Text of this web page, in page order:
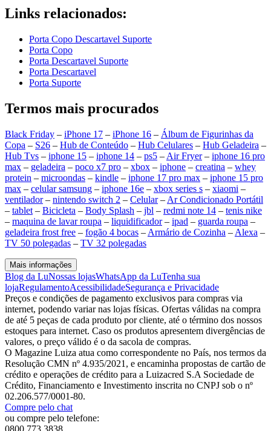
Links relacionados:
Porta Copo Descartavel Suporte
Porta Copo
Porta Descartavel Suporte
Porta Descartavel
Porta Suporte
Termos mais procurados
Black Friday – iPhone 17 – iPhone 16 – Álbum de Figurinhas da
Copa – S26 – Hub de Conteúdo – Hub Celulares – Hub Geladeira –
Hub Tvs – iphone 15 – iphone 14 – ps5 – Air Fryer– iphone 16 pro
max – geladeira – poco x7 pro – xbox – iphone – creatina – whey
protein – microondas – kindle – iphone 17 pro max – iphone 15 pro
max – celular samsung – iphone 16e – xbox series s – xiaomi –
ventilador– nintendo switch 2 – Celular– Ar Condicionado Portátil
– tablet – Bicicleta – Body Splash – jbl – redmi note 14 – tenis nike
– maquina de lavar roupa – liquidificador– ipad – guarda roupa –
geladeira frost free – fogão 4 bocas – Armário de Cozinha – Alexa –
TV 50 polegadas – TV 32 polegadas
Mais informações
Blog da LuNossas lojasWhatsApp da LuTenha sua
lojaRegulamentoAcessibilidadeSegurança e Privacidade
Preços e condições de pagamento exclusivos para compras via
internet, podendo variar nas lojas físicas. Ofertas válidas na compra
de até 5 peças de cada produto por cliente, até o término dos nossos
estoques para internet. Caso os produtos apresentem divergências de
valores, o preço válido é o da sacola de compras.
O Magazine Luiza atua como correspondente no País, nos termos da
Resolução CMN nº 4.935/2021, e encaminha propostas de cartão de
crédito e operações de crédito para a Luizacred S.A Sociedade de
Crédito, Financiamento e Investimento inscrita no CNPJ sob o nº
02.206.577/0001-80.
Compre pelo chat
ou compre pelo telefone:
0800 773 3838